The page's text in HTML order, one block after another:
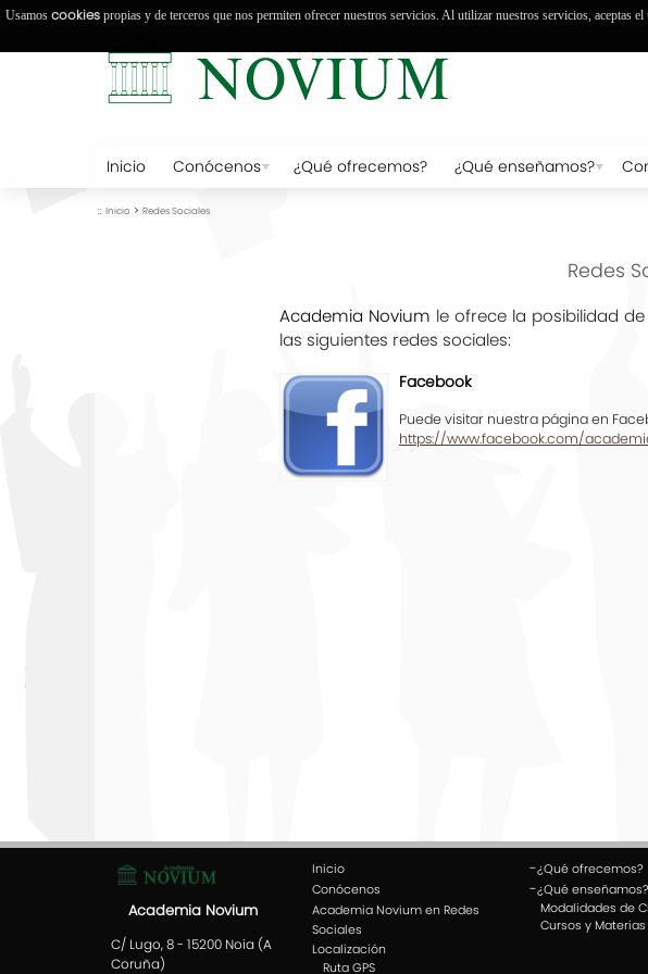
Inicio Conócenos ¿Qué ofrecemos? ¿Qué enseñamos?
:: Inicio > Redes Sociales
Redes
Academia Novium le ofrece la posibilidad
las siguientes redes sociales:
Facebook
Puede visitar nuestra página en
https://www.facebook.com/
Academia Novium
C/ Lugo, 8 - 15200 Noia (A
Coruña)
Inicio
Conócenos
Academia Novium en Redes
Sociales
Localización
Ruta GPS
-¿Qué ofrecemos?
-¿Qué enseñamos?
Modalidades de
Cursos y Materias
Usamos cookies propias y de terceros que nos permiten ofrecer nuestros servicios. Al utilizar nuestros servicios, aceptas el